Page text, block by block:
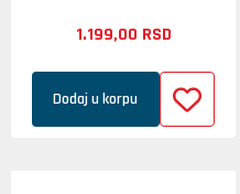
1.199,00 RSD
Dodaj u korpu